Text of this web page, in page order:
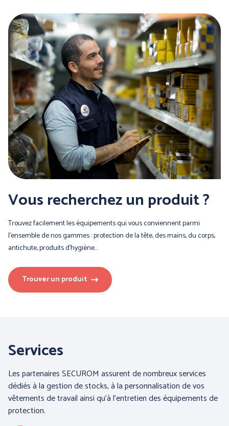
Vous recherchez un produit ?
Trouvez facilement les équipements qui vous conviennent parmi
l’ensemble de nos gammes : protection de la tête, des mains, du corps,
antichute, produits d’hygiène…
Trouver un produit
Services
Les partenaires SECUROM assurent de nombreux services
dédiés à la gestion de stocks, à la personnalisation de vos
vêtements de travail ainsi qu'à l'entretien des équipements de
protection.